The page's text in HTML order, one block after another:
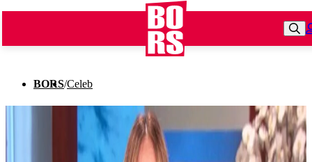
BORS/Celeb